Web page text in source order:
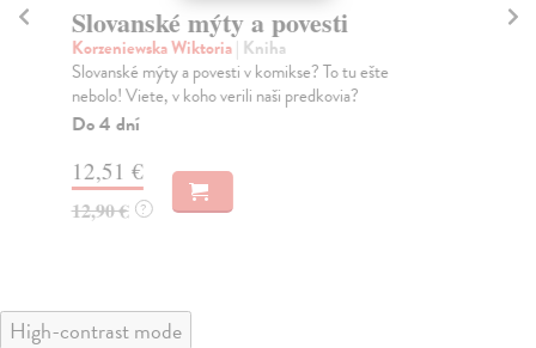
Slovanské mýty a povesti
Korzeniewska Wiktoria| Kniha
Slovanské mýty a povesti v komikse? To tu ešte
nebolo! Viete, v koho verili naši predkovia?
Do 4 dní
12,51 €
12,90 € ?
High-contrast mode